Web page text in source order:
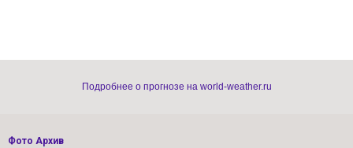
Подробнее о прогнозе на world-weather.ru
Фото Архив